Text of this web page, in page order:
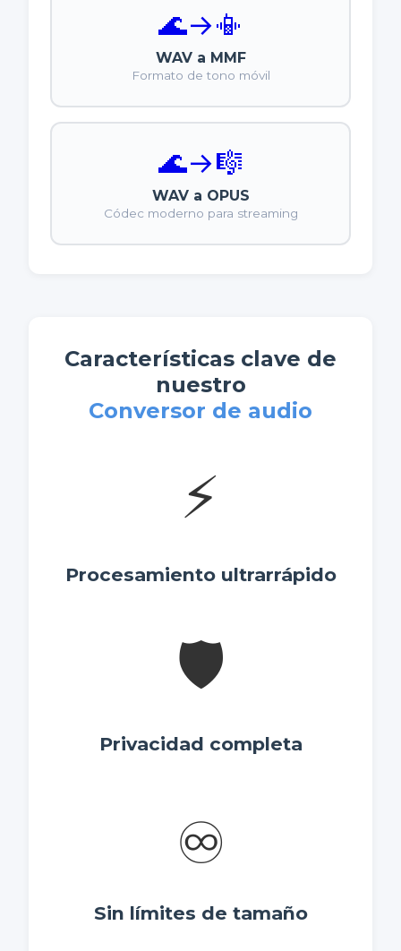
🌊→📳
WAV a MMF
Formato de tono móvil
🌊→🎼
WAV a OPUS
Códec moderno para streaming
Características clave de
nuestro
Conversor de audio
⚡
Procesamiento ultrarrápido
🛡️
Privacidad completa
♾️
Sin límites de tamaño